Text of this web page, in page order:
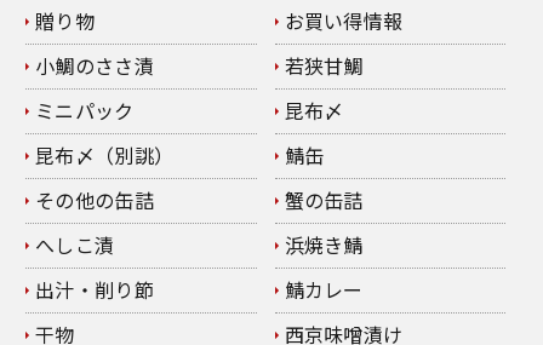
贈り物
お買い得情報
小鯛のささ漬
若狭甘鯛
ミニパック
昆布〆
昆布〆（別誂）
鯖缶
その他の缶詰
蟹の缶詰
へしこ漬
浜焼き鯖
出汁・削り節
鯖カレー
干物
西京味噌漬け